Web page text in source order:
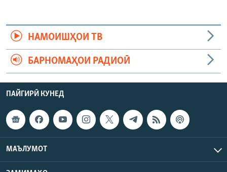
НАМОИШҲОИ ТВ
БАРНОМАҲОИ РАДИОӢ
ПАЙГИРӢ КУНЕД
МАЪЛУМОТ